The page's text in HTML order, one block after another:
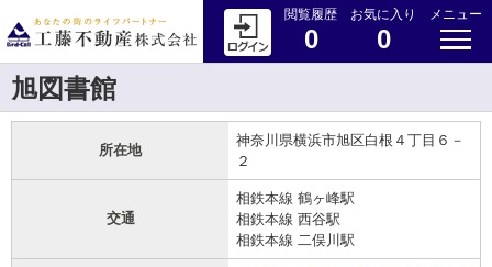
閲覧履歴
0
お気に入り
0
メニュー
旭図書館
所在地
神奈川県横浜市旭区白根４丁目６－
２
交通
相鉄本線 鶴ヶ峰駅
相鉄本線 西谷駅
相鉄本線 二俣川駅